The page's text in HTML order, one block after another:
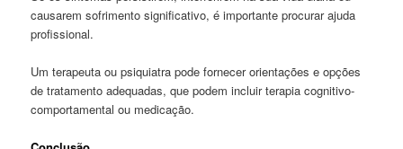
causarem sofrimento significativo, é importante procurar ajuda
profissional.
Um terapeuta ou psiquiatra pode fornecer orientações e opções
de tratamento adequadas, que podem incluir terapia cognitivo-
comportamental ou medicação.